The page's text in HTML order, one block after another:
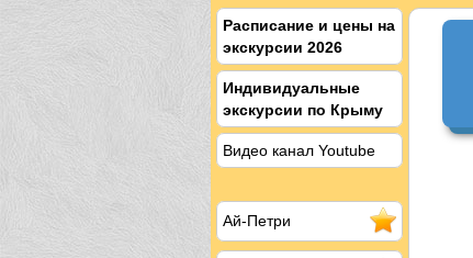
Расписание и цены на
экскурсии 2026
Индивидуальные
экскурсии по Крыму
Видео канал Youtube
Ай-Петри